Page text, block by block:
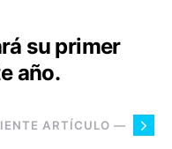
su primer
año.
ARTÍCULO —